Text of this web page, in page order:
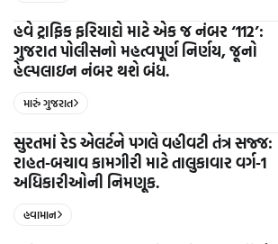
હવે ટ્રાફિક ફરિયાદો માટે એક જ નંબર ‘112’:
ગુજરાત પોલીસનો મહત્વપૂર્ણ નિર્ણય, જૂનો
હેલ્પલાઇન નંબર થશે બંધ.
મારું ગુજરાત
સુરતમાં રેડ એલર્ટને પગલે વહીવટી તંત્ર સજ્જ:
રાહત-બચાવ કામગીરી માટે તાલુકાવાર વર્ગ-1
અધિકારીઓની નિમણૂક.
હવામાન